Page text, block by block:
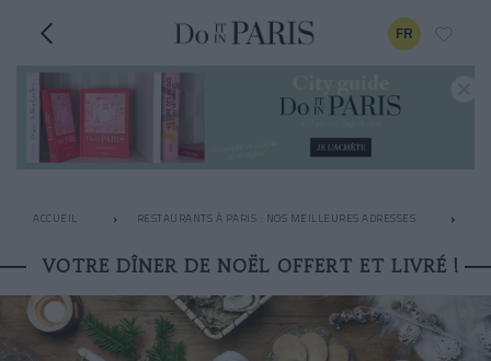
FR
ACCUEIL RESTAURANTS À PARIS : NOS MEILLEURES ADRESSES
VOTRE DÎNER DE NOËL OFFERT ET LIVRÉ !